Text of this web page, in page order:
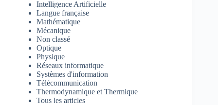
Intelligence Artificielle
Langue française
Mathématique
Mécanique
Non classé
Optique
Physique
Réseaux informatique
Systèmes d'information
Télécommunication
Thermodynamique et Thermique
Tous les articles